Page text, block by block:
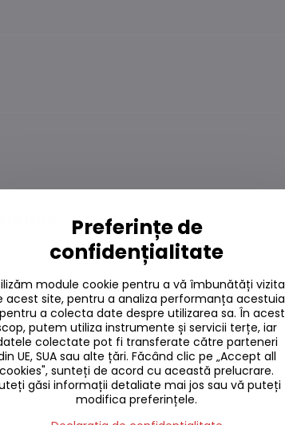
160 g
Preferințe de
confidențialitate
module cookie pentru a vă îmbunătăți vizita
acest site, pentru a analiza performanța acestuia
a colecta date despre utilizarea sa. În acest
putem utiliza instrumente și servicii terțe, iar
colectate pot fi transferate către parteneri
UE, SUA sau alte țări. Făcând clic pe „Accept all
cookies", sunteți de acord cu această prelucrare.
găsi informații detaliate mai jos sau vă puteți
modifica preferințele.